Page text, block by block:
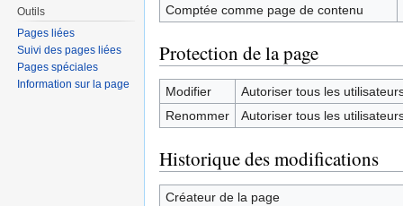
Comptée comme page de contenu
Protection de la page
Modifier
Autoriser tous les
Renommer
Autoriser tous les
Historique des modifications
Créateur de la page
Outils
Pages liées
Suivi des pages liées
Pages spéciales
Information sur la page